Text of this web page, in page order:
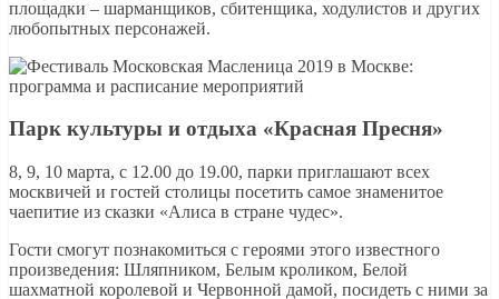
площадки – шарманщиков, сбитенщика, ходулистов и других
любопытных персонажей.
Парк культуры и отдыха «Красная Пресня»
8, 9, 10 марта, с 12.00 до 19.00, парки приглашают всех
москвичей и гостей столицы посетить самое знаменитое
чаепитие из сказки «Алиса в стране чудес».
Гости смогут познакомиться с героями этого известного
произведения: Шляпником, Белым кроликом, Белой
шахматной королевой и Червонной дамой, посидеть с ними за